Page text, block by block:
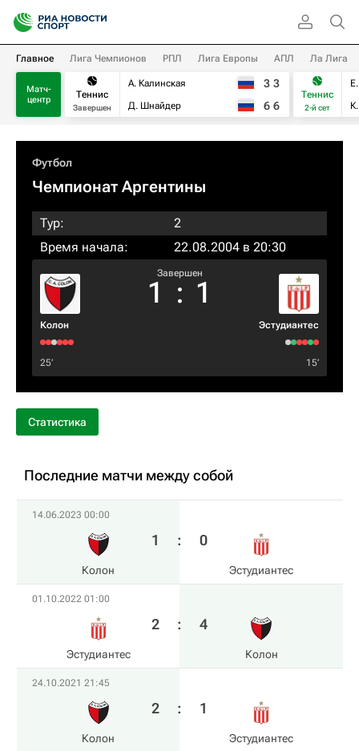
Главное Лига Чемпионов РПЛ Лига Европы АПЛ Ла Лига
Матч-
центр
Теннис
Завершен
А. Калинская
Д. Шнайдер
3 3
6 6
Теннис
2-й сет
Футбол
Чемпионат Аргентины
Тур:
2
Время начала:
22.08.2004 в 20:30
Колон
Завершен
1 : 1
Эстудиантес
25‎’‎ 15‎’‎
Статистика
Последние матчи между собой
14.06.2023 00:00
Колон
1 : 0
Эстудиантес
01.10.2022 01:00
Эстудиантес
2 : 4
Колон
24.10.2021 21:45
Колон
2 : 1
Эстудиантес